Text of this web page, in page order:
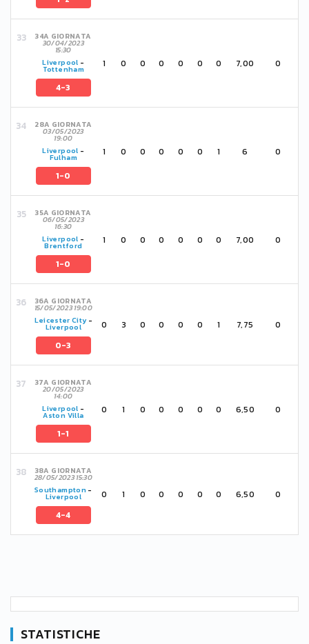
34A GIORNATA
30/04/2023
15:30
Liverpool -
Tottenham
4-3
1 0 0 0 0 0 0 7,00 0
28A GIORNATA
03/05/2023
19:00
Liverpool -
Fulham
1-0
1 0 0 0 0 0 1 6 0
35A GIORNATA
06/05/2023
16:30
Liverpool -
Brentford
1-0
1 0 0 0 0 0 0 7,00 0
36A GIORNATA
15/05/2023 19:00
Leicester City-
Liverpool
0-3
0 3 0 0 0 0 1 7,75 0
37A GIORNATA
20/05/2023
14:00
Liverpool -
Aston Villa
1-1
0 1 0 0 0 0 0 6,50 0
38A GIORNATA
28/05/2023 15:30
Southampton-
Liverpool
4-4
0 1 0 0 0 0 0 6,50 0
STATISTICHE